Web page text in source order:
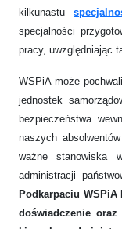
kilkunastu
specjalności
pracy, uwzględniając
WSPiA może
jednostek
bezpieczeństwa
naszych
ważne stanowiska
administracji
Podkarpaciu WSPiA
doświadczenie